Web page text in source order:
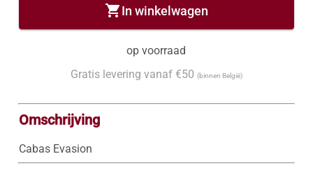
shopping_cartIn winkelwagen
op voorraad
Gratis levering vanaf €50 (binnen België)
Omschrijving